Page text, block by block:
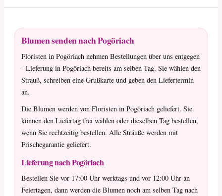
Blumen senden nach Pogöriach
Floristen in Pogöriach nehmen Bestellungen über uns entgegen
- Lieferung in Pogöriach bereits am selben Tag. Sie wählen den
Strauß, schreiben eine Grußkarte und geben den Liefertermin
an.
Die Blumen werden von Floristen in Pogöriach geliefert. Sie
können den Liefertag frei wählen oder dieselben Tag bestellen,
wenn Sie rechtzeitig bestellen. Alle Sträuße werden mit
Frischegarantie geliefert.
Lieferung nach Pogöriach
Bestellen Sie vor 17:00 Uhr werktags und vor 12:00 Uhr an
Feiertagen, dann werden die Blumen noch am selben Tag nach